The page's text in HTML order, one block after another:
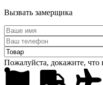
Вызвать замерщика
Пожалуйста, докажите, что